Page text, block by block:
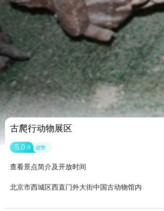
古爬行动物展区
5.0 分 超赞
查看景点简介及开放时间
北京市西城区西直门外大街中国古动物馆内